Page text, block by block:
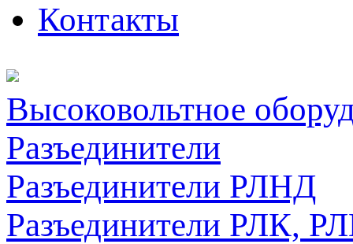
Контакты
Высоковольтное
Разъединители
Разъединители РЛНД
Разъединители РЛК,